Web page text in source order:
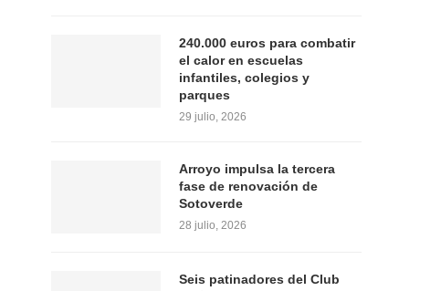
240.000 euros para combatir
el calor en escuelas
infantiles, colegios y
parques
29 julio, 2026
Arroyo impulsa la tercera
fase de renovación de
Sotoverde
28 julio, 2026
Seis patinadores del Club